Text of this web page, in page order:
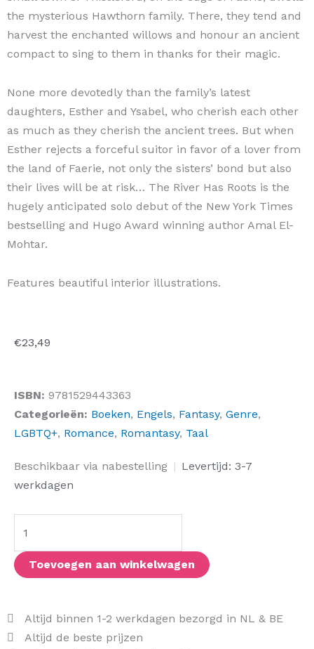
the mysterious Hawthorn family. There, they tend and
harvest the enchanted willows and honour an ancient
compact to sing to them in thanks for their magic.
None more devotedly than the family’s latest
daughters, Esther and Ysabel, who cherish each other
as much as they cherish the ancient trees. But when
Esther rejects a forceful suitor in favor of a lover from
the land of Faerie, not only the sisters’ bond but also
their lives will be at risk… The River Has Roots is the
hugely anticipated solo debut of the New York Times
bestselling and Hugo Award winning author Amal El-
Mohtar.
Features beautiful interior illustrations.
€23,49
ISBN: 9781529443363
Categorieën: Boeken, Engels, Fantasy, Genre,
LGBTQ+, Romance, Romantasy, Taal
Beschikbaar via nabestelling | Levertijd: 3-7
werkdagen
The
River
aantal
Toevoegen aan winkelwagen
Altijd binnen 1-2 werkdagen bezorgd in NL & BE
Altijd de beste prijzen